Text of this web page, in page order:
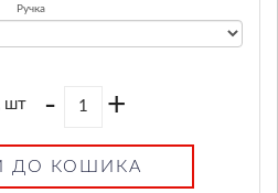
Ручка
шт - +
ДО КОШИКА